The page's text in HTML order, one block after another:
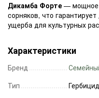
Дикамба Форте — мощное
сорняков, что
ущерба для культурных
Характеристики
Бренд
Тип
Гербицид